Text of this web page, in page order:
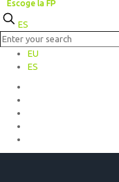
Escoge la FP
ES
EU
ES